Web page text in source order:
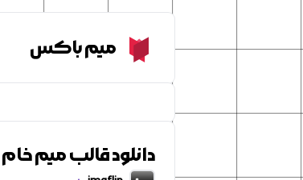
Meme Boxمیم باکس
دانلود قالب میم خام How Do We Tell Him?